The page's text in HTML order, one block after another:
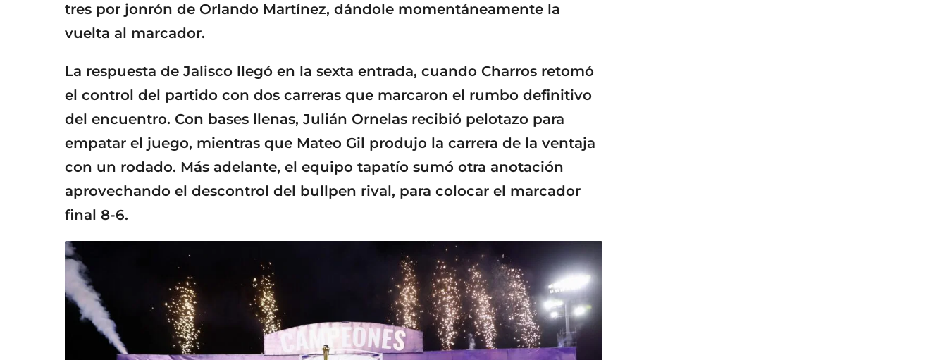
tres por jonrón de Orlando Martínez, dándole momentáneamente la
vuelta al marcador.
La respuesta de Jalisco llegó en la sexta entrada, cuando Charros retomó
el control del partido con dos carreras que marcaron el rumbo definitivo
del encuentro. Con bases llenas, Julián Ornelas recibió pelotazo para
empatar el juego, mientras que Mateo Gil produjo la carrera de la ventaja
con un rodado. Más adelante, el equipo tapatío sumó otra anotación
aprovechando el descontrol del bullpen rival, para colocar el marcador
final 8-6.